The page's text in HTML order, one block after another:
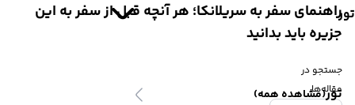
تور
تور(مشاهده همه)
راهنمای سفر به سریلانکا؛ هر آنچه قبل از سفر به این
جزیره باید بدانید
جستجو در
مقاله‌ها